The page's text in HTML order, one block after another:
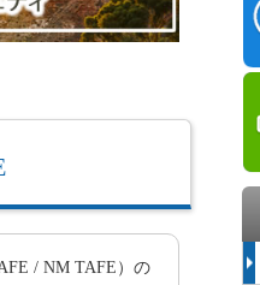
/ NM TAFE）の